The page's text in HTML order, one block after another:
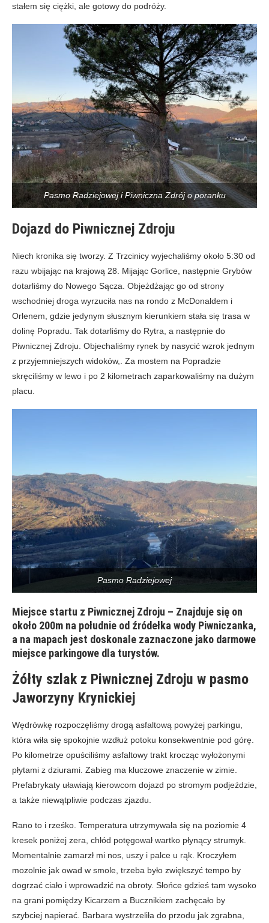
stałem się ciężki, ale gotowy do podróży.
Pasmo Radziejowej i Piwniczna Zdrój o poranku
Dojazd do Piwnicznej Zdroju
Niech kronika się tworzy. Z Trzcinicy wyjechaliśmy około 5:30 od
razu wbijając na krajową 28. Mijając Gorlice, następnie Grybów
dotarliśmy do Nowego Sącza. Objeżdżając go od strony
wschodniej droga wyrzuciła nas na rondo z McDonaldem i
Orlenem, gdzie jedynym słusznym kierunkiem stała się trasa w
dolinę Popradu. Tak dotarliśmy do Rytra, a następnie do
Piwnicznej Zdroju. Objechaliśmy rynek by nasycić wzrok jednym
z przyjemniejszych widoków,. Za mostem na Popradzie
skręciliśmy w lewo i po 2 kilometrach zaparkowaliśmy na dużym
placu.
Pasmo Radziejowej
Miejsce startu z Piwnicznej Zdroju – Znajduje się on
około 200m na południe od źródełka wody Piwniczanka,
a na mapach jest doskonale zaznaczone jako darmowe
miejsce parkingowe dla turystów.
Żółty szlak z Piwnicznej Zdroju w pasmo
Jaworzyny Krynickiej
Wędrówkę rozpoczęliśmy drogą asfaltową powyżej parkingu,
która wiła się spokojnie wzdłuż potoku konsekwentnie pod górę.
Po kilometrze opuściliśmy asfaltowy trakt krocząc wyłożonymi
płytami z dziurami. Zabieg ma kluczowe znaczenie w zimie.
Prefabrykaty uławiają kierowcom dojazd po stromym podjeździe,
a także niewątpliwie podczas zjazdu.
Rano to i rześko. Temperatura utrzymywała się na poziomie 4
kresek poniżej zera, chłód potęgował wartko płynący strumyk.
Momentalnie zamarzł mi nos, uszy i palce u rąk. Kroczyłem
mozolnie jak owad w smole, trzeba było zwiększyć tempo by
dogrzać ciało i wprowadzić na obroty. Słońce gdzieś tam wysoko
na grani pomiędzy Kicarzem a Bucznikiem zachęcało by
szybciej napierać. Barbara wystrzeliła do przodu jak zgrabna,